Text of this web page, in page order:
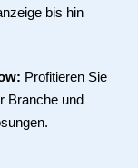
bis hin
Profitieren Sie
Branche und